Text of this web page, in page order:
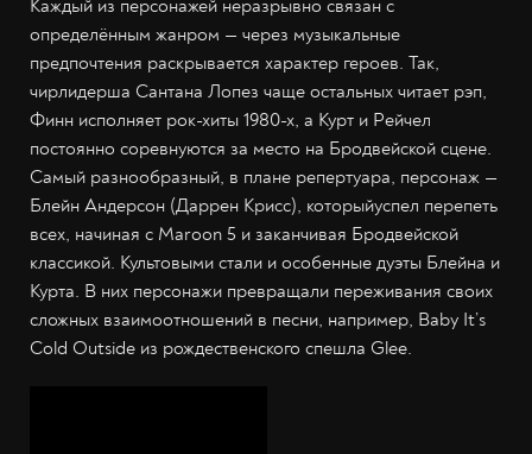
Каждый из персонажей неразрывно связан с
определённым жанром — через музыкальные
предпочтения раскрывается характер героев. Так,
чирлидерша Сантана Лопез чаще остальных читает рэп,
Финн исполняет рок-хиты 1980-х, а Курт и Рейчел
постоянно соревнуются за место на Бродвейской сцене.
Самый разнообразный, в плане репертуара, персонаж —
Блейн Андерсон (Даррен Крисс), которыйуспел перепеть
всех, начиная с Maroon 5 и заканчивая Бродвейской
классикой. Культовыми стали и особенные дуэты Блейна и
Курта. В них персонажи превращали переживания своих
сложных взаимоотношений в песни, например, Baby It’s
Cold Outside из рождественского спешла Glee.